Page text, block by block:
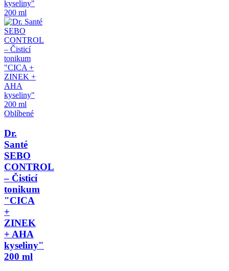
Oblíbené
Dr.
Santé
SEBO
CONTROL
– Čisticí
tonikum
"CICA
+
ZINEK
+ AHA
kyseliny"
200 ml